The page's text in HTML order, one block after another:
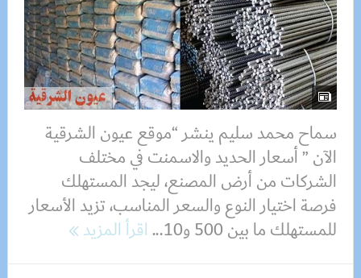
سماح محمد سليم ينشر “موقع عيون الشرقية
الآن ” أسعار الحديد والاسمنت في مختلف
الشركات من أرض المصنع، ليجد المستهلك
فرصة اختيار النوع والسعر المناسب، تزيد الأسعار
للمستهلك ما بين 500 و10...
اقرأ المزيد